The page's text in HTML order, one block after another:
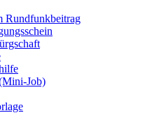
Rundfunkbeitrag
Job)